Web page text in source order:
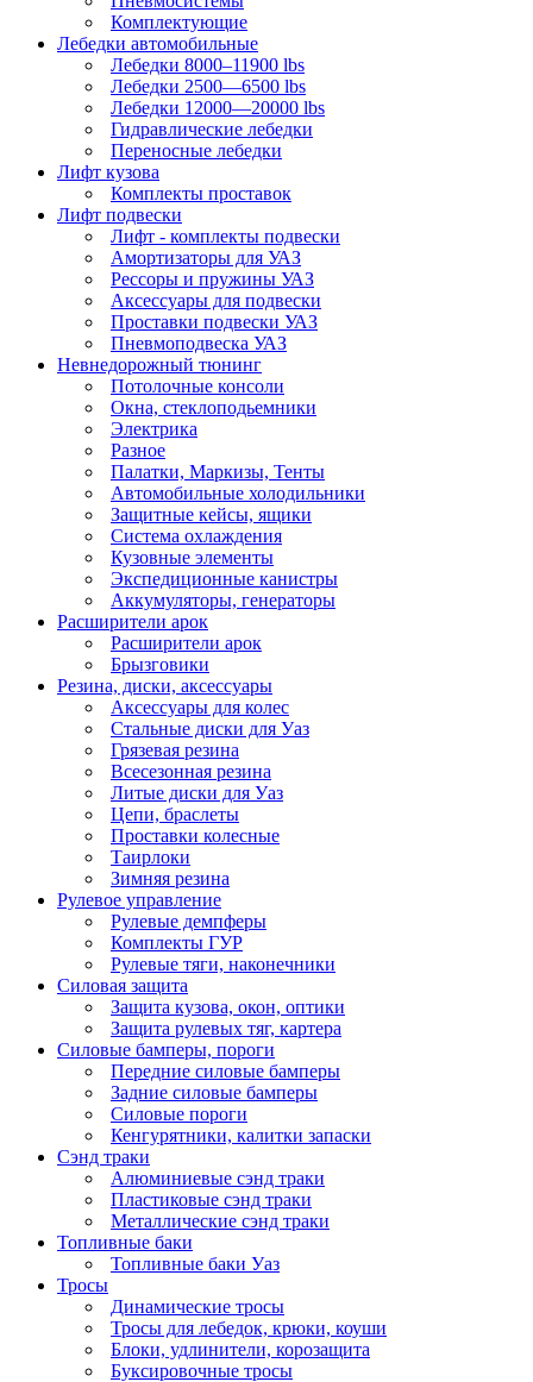
Комплектующие
Лебедки автомобильные
Лебедки 8000–11900 lbs
Лебедки 2500—6500 lbs
Лебедки 12000—20000 lbs
Гидравлические лебедки
Переносные лебедки
Лифт кузова
Комплекты проставок
Лифт подвески
Лифт - комплекты подвески
Амортизаторы для УАЗ
Рессоры и пружины УАЗ
Аксессуары для подвески
Проставки подвески УАЗ
Пневмоподвеска УАЗ
Невнедорожный тюнинг
Потолочные консоли
Окна, стеклоподьемники
Электрика
Разное
Палатки, Маркизы, Тенты
Автомобильные холодильники
Защитные кейсы, ящики
Система охлаждения
Кузовные элементы
Экспедиционные канистры
Аккумуляторы, генераторы
Расширители арок
Расширители арок
Брызговики
Резина, диски, аксессуары
Аксессуары для колес
Стальные диски для Уаз
Грязевая резина
Всесезонная резина
Литые диски для Уаз
Цепи, браслеты
Проставки колесные
Таирлоки
Зимняя резина
Рулевое управление
Рулевые демпферы
Комплекты ГУР
Рулевые тяги, наконечники
Силовая защита
Защита кузова, окон, оптики
Защита рулевых тяг, картера
Силовые бамперы, пороги
Передние силовые бамперы
Задние силовые бамперы
Силовые пороги
Кенгурятники, калитки запаски
Сэнд траки
Алюминиевые сэнд траки
Пластиковые сэнд траки
Металлические сэнд траки
Топливные баки
Топливные баки Уаз
Тросы
Динамические тросы
Тросы для лебедок, крюки, коуши
Блоки, удлинители, корозащита
Буксировочные тросы